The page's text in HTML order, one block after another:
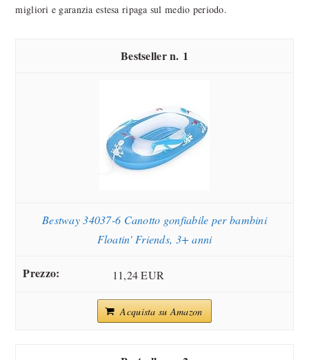
migliori e garanzia estesa ripaga sul medio periodo.
1
Bestway 34037-6 Canotto gonfiabile per bambini
Floatin' Friends, 3+ anni
11,24 EUR
Acquista su Amazon